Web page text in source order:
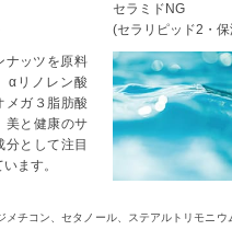
ナッツを原料
αリノレン酸
メガ３脂肪酸
美と健康のサ
分として注目
ます。
セラミドNG
(セラリピッド2・
メチコン、セタノール、ステアルトリモニ